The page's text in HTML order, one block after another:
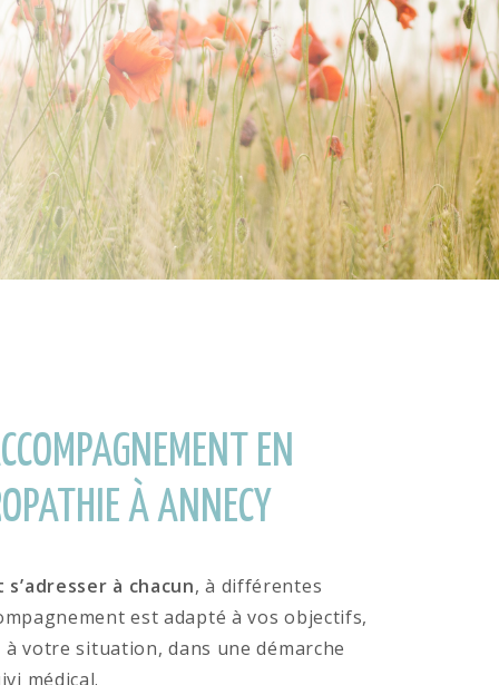
EN
À ANNECY
à chacun, à différentes
est adapté à vos objectifs,
votre situation, dans une démarche
médical.